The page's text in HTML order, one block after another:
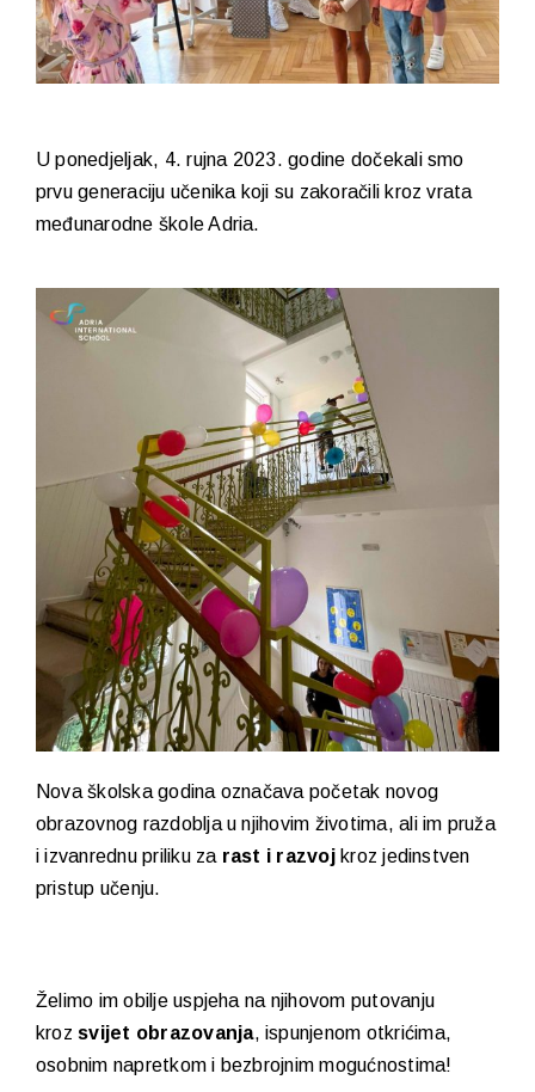
U ponedjeljak, 4. rujna 2023. godine dočekali smo
prvu generaciju učenika koji su zakoračili kroz vrata
međunarodne škole Adria.
Nova školska godina označava početak novog
obrazovnog razdoblja u njihovim životima, ali im pruža
i izvanrednu priliku za rast i razvojkroz jedinstven
pristup učenju.
Želimo im obilje uspjeha na njihovom putovanju
krozsvijet obrazovanja, ispunjenom otkrićima,
osobnim napretkom i bezbrojnim mogućnostima!